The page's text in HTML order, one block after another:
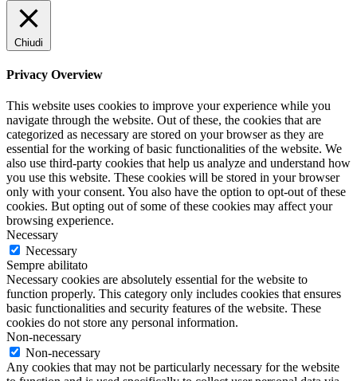
Chiudi
Privacy Overview
This website uses cookies to improve your experience while you
navigate through the website. Out of these, the cookies that are
categorized as necessary are stored on your browser as they are
essential for the working of basic functionalities of the website. We
also use third-party cookies that help us analyze and understand how
you use this website. These cookies will be stored in your browser
only with your consent. You also have the option to opt-out of these
cookies. But opting out of some of these cookies may affect your
browsing experience.
Necessary
Necessary
Sempre abilitato
Necessary cookies are absolutely essential for the website to
function properly. This category only includes cookies that ensures
basic functionalities and security features of the website. These
cookies do not store any personal information.
Non-necessary
Non-necessary
Any cookies that may not be particularly necessary for the website